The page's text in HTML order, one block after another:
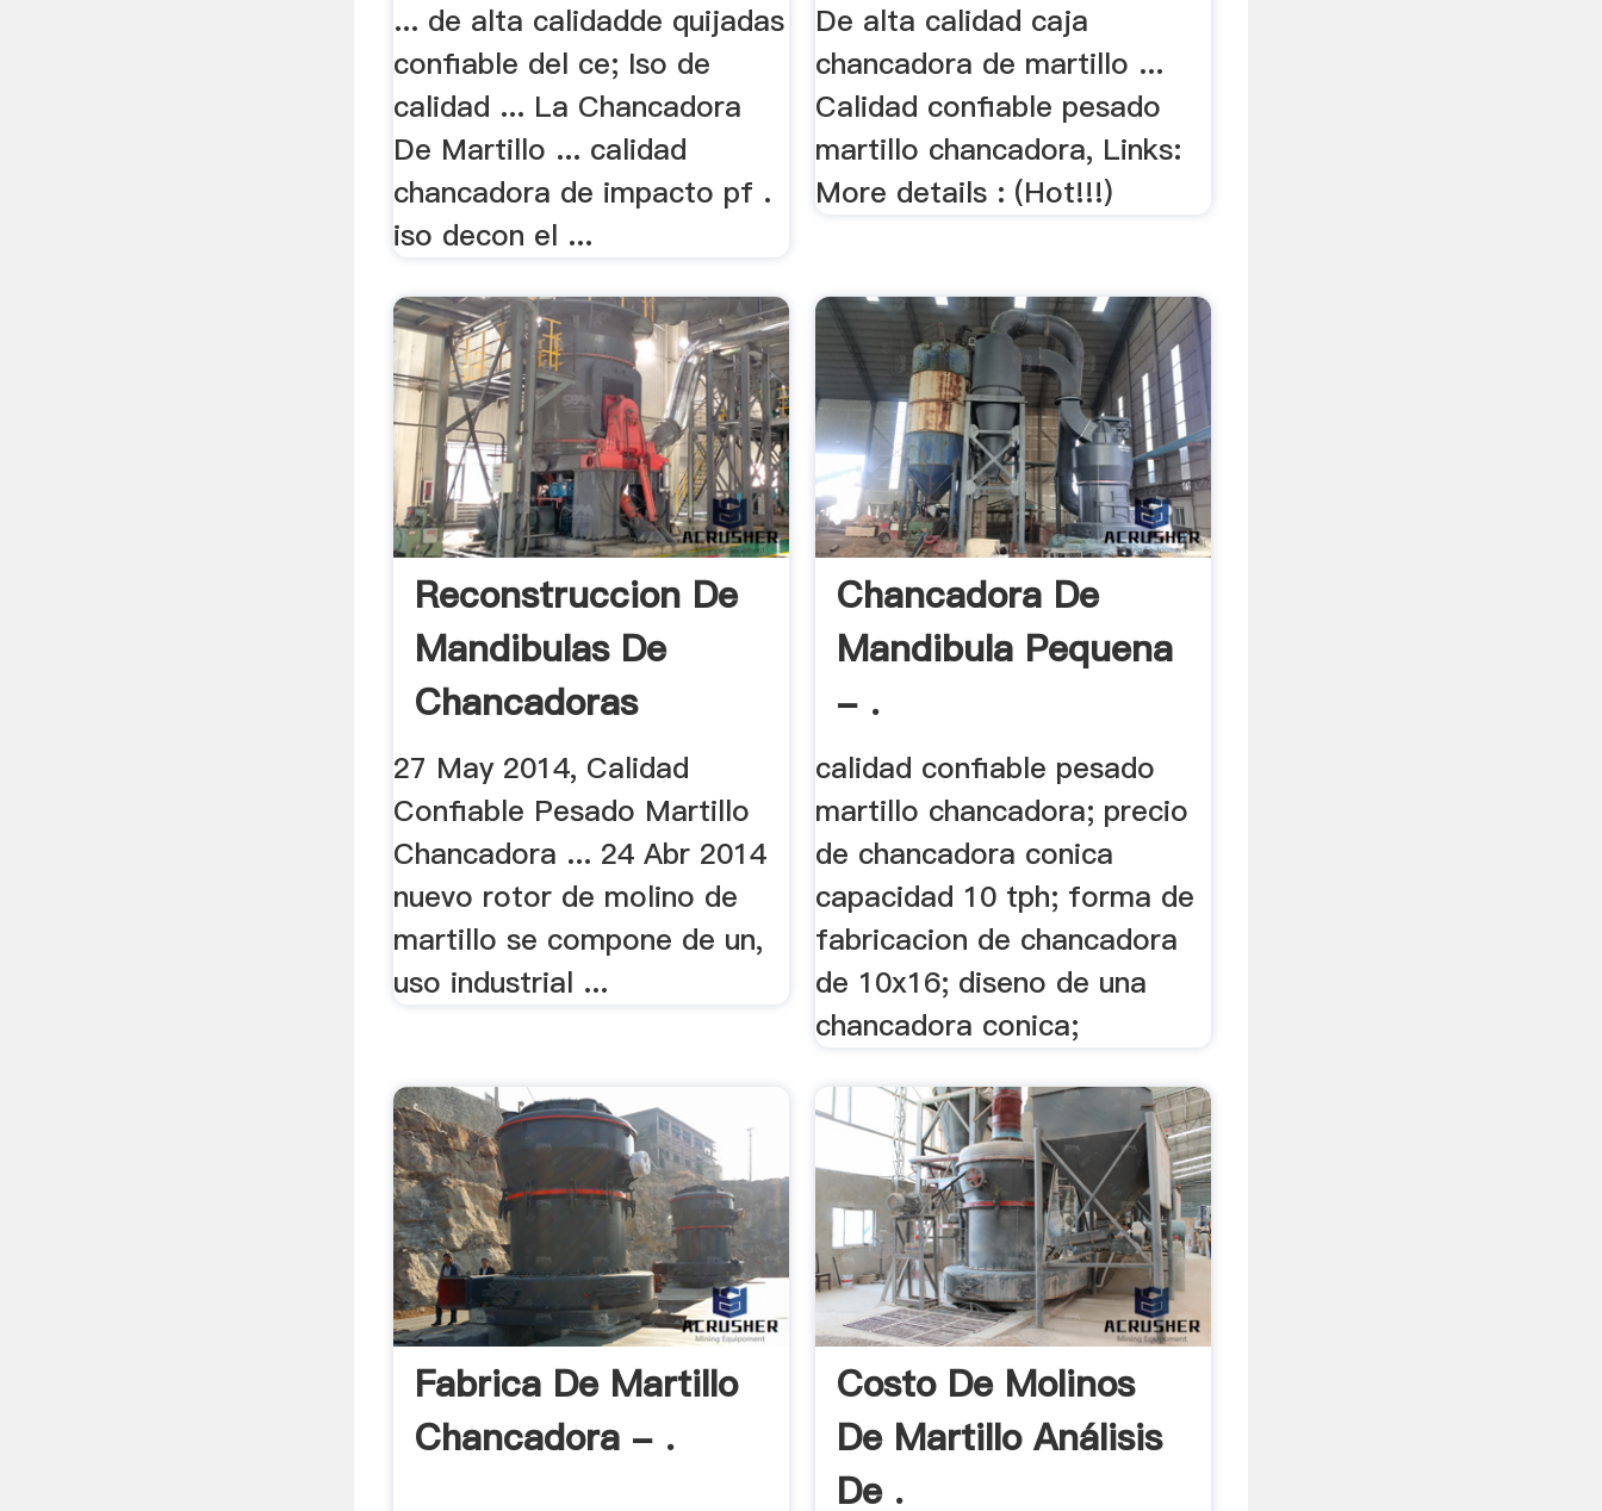
... de alta calidadde quijadas
confiable del ce; Iso de
calidad ... La Chancadora
De Martillo ... calidad
chancadora de impacto pf .
iso decon el ...
De alta calidad caja
chancadora de martillo ...
Calidad confiable pesado
martillo chancadora, Links:
More details : (Hot!!!)
Reconstruccion De
Mandibulas De
Chancadoras
27 May 2014, Calidad
Confiable Pesado Martillo
Chancadora ... 24 Abr 2014
nuevo rotor de molino de
martillo se compone de un,
uso industrial ...
Chancadora De
Mandibula Pequena
- .
calidad confiable pesado
martillo chancadora; precio
de chancadora conica
capacidad 10 tph; forma de
fabricacion de chancadora
de 10x16; diseno de una
chancadora conica;
Fabrica De Martillo
Chancadora - .
Costo De Molinos
De Martillo Análisis
De .